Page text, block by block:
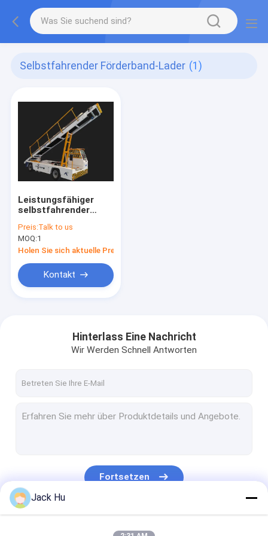
Selbstfahrender Förderband-Lader (1)
Leistungsfähiger
selbstfahrender
Lader und weg vom
Laden
Preis:Talk to us
MOQ:1
Holen Sie sich aktuelle Preis
Kontakt
Hinterlass Eine Nachricht
Wir Werden Schnell Antworten
Fortsetzen
Jack Hu